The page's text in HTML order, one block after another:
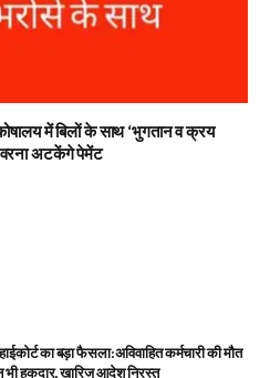
में बिलों के साथ ‘भुगतान व क्रय
वरना अटकेंगे पेमेंट
का बड़ा फैसला: अविवाहित कर्मचारी की मौत
भी हकदार, खारिज आदेश निरस्त